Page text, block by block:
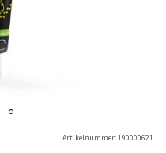
Artikelnummer:190000621